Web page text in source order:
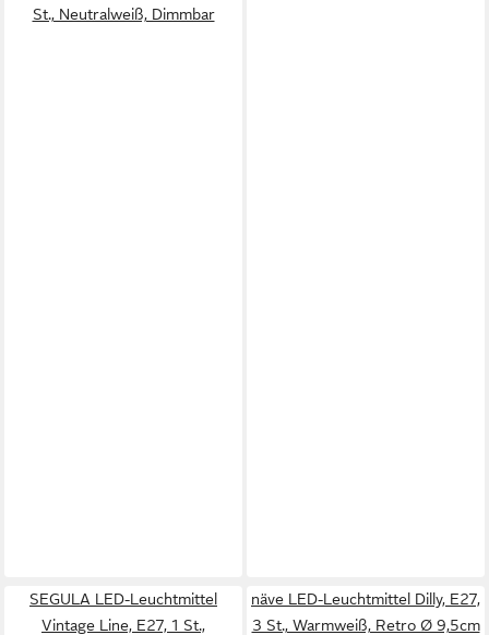
St., Neutralweiß, Dimmbar
SEGULA LED-Leuchtmittel
Vintage Line, E27, 1 St.,
näve LED-Leuchtmittel Dilly, E27,
3 St., Warmweiß, Retro Ø 9,5cm